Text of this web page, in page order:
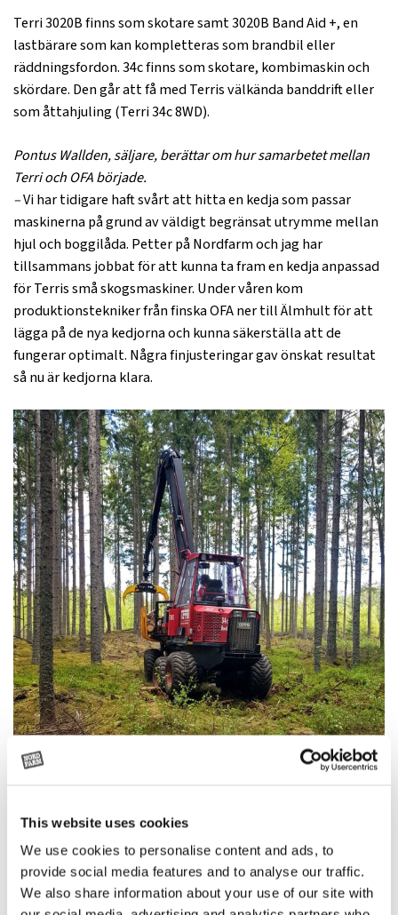
This website uses cookies
We use cookies to personalise content and ads, to
provide social media features and to analyse our traffic.
We also share information about your use of our site with
Terri 3020B finns som skotare samt 3020B Band Aid +, en
lastbärare som kan kompletteras som brandbil eller
räddningsfordon. 34c finns som skotare, kombimaskin och
skördare. Den går att få med Terris välkända banddrift eller
som åttahjuling (Terri 34c 8WD).
Pontus Wallden, säljare, berättar om hur samarbetet mellan
Terri och OFA började.
–Vi har tidigare haft svårt att hitta en kedja som passar
maskinerna på grund av väldigt begränsat utrymme mellan
hjul och boggilåda. Petter på Nordfarm och jag har
tillsammans jobbat för att kunna ta fram en kedja anpassad
för Terris små skogsmaskiner. Under våren kom
produktionstekniker från finska OFA ner till Älmhult för att
lägga på de nya kedjorna och kunna säkerställa att de
fungerar optimalt. Några finjusteringar gav önskat resultat
så nu är kedjorna klara.
Hur kommer det sig att ni valde att samarbeta